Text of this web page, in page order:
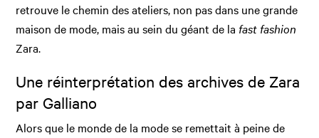
retrouve le chemin des ateliers, non pas dans une grande
maison de mode, mais au sein du géant de la fast fashion
Zara.
Une réinterprétation des archives de Zara
par Galliano
Alors que le monde de la mode se remettait à peine de